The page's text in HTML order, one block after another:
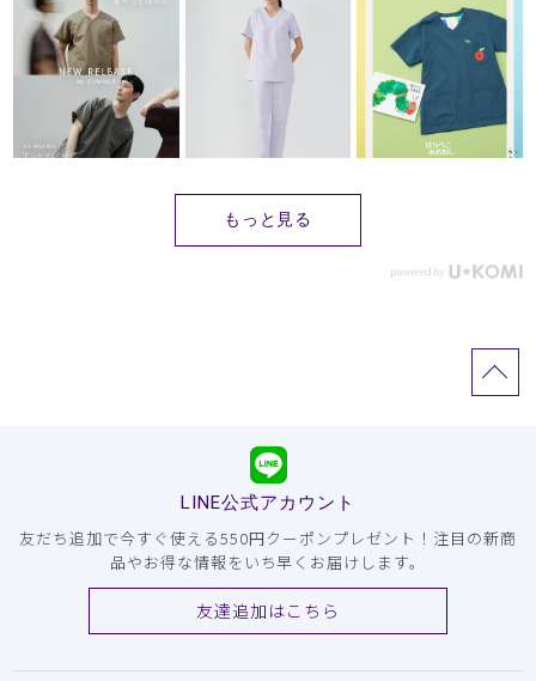
もっと見る
LINE公式アカウント
友だち追加で今すぐ使える550円クーポンプレゼント！注目の新商
品やお得な情報をいち早くお届けします。
友達追加はこちら